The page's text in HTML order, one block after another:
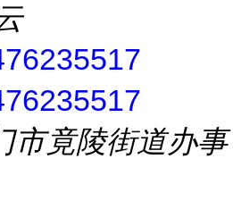
市竟陵街道办事